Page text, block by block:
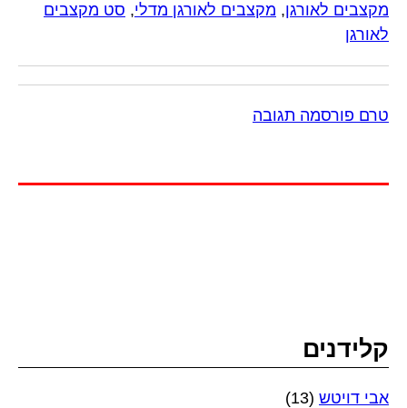
מקצבים לאורגן, מקצבים לאורגן מדלי, סט מקצבים
לאורגן
טרם פורסמה תגובה
קלידנים
אבי דויטש (13)